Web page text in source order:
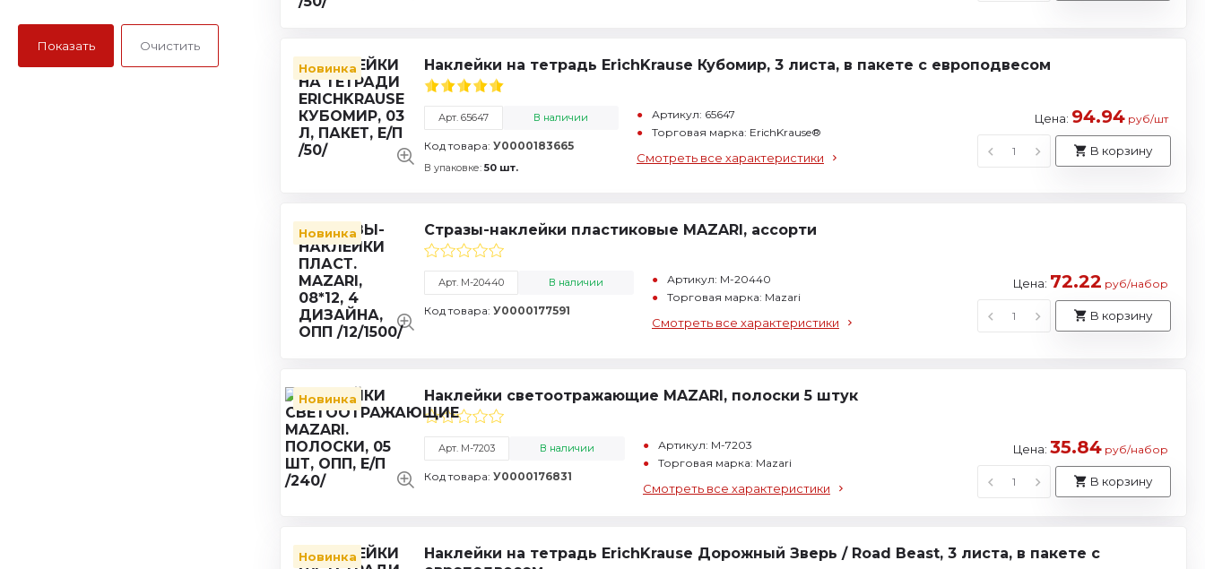
Новинка Наклейки на тетрадь ErichKrause Кубомир, 3 листа, в пакете с европодвесом
Арт. 65647 В наличии
Код товара: У0000183665
В упаковке: 50 шт.
Артикул: 65647
Торговая марка: ErichKrause®
Смотреть все характеристики
Цена: 94.94 руб/шт
В корзину
Новинка Стразы-наклейки пластиковые MAZARI, ассорти
Арт. M-20440 В наличии
Код товара: У0000177591
Артикул: M-20440
Торговая марка: Mazari
Смотреть все характеристики
Цена: 72.22 руб/набор
В корзину
Новинка Наклейки светоотражающие MAZARI, полоски 5 штук
Арт. M-7203 В наличии
Код товара: У0000176831
Артикул: M-7203
Торговая марка: Mazari
Смотреть все характеристики
Цена: 35.84 руб/набор
В корзину
Новинка
Наклейки на тетрадь ErichKrause Дорожный Зверь / Road Beast, 3 листа, в пакете с